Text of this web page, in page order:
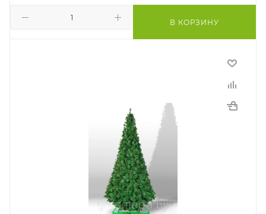
В КОРЗИНУ